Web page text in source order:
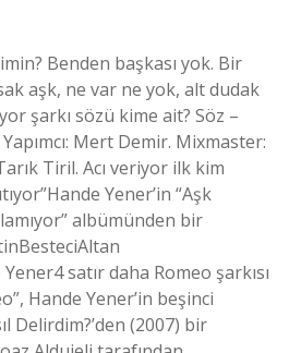
Benden başkası yok. Bir
aşk, ne var ne yok, alt dudak
şarkı sözü kime ait? Söz –
Yapımcı: Mert Demir. Mixmaster:
Tiril. Acı veriyor ilk kim
Yener’in “Aşk
albümünden bir
satır daha Romeo şarkısı
Hande Yener’in beşinci
Delirdim?’den (2007) bir